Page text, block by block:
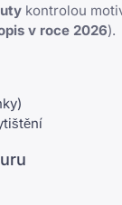
kontrolou
v roce 2026).